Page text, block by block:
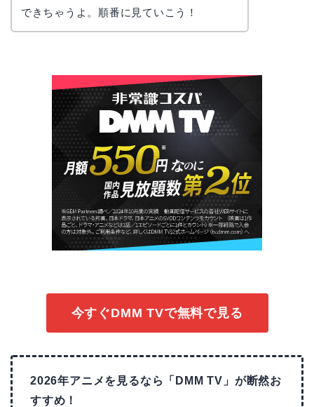
できちゃうよ。順番に見ていこう！
今すぐDMM TVで無料で見る
2026年アニメを見るなら「DMM TV」が断然お
すすめ！